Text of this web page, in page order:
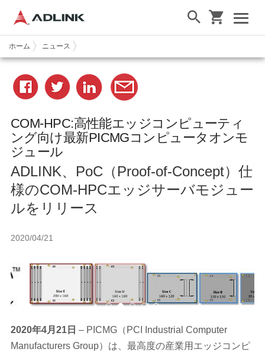
ホーム ニュース
COM-HPC:高性能エッジコンピューティ
ング向け最新PICMGコンピュータオンモ
ジュール
ADLINK、PoC（Proof-of-Concept）仕
様のCOM-HPCエッジサーバモジュー
ルをリリース
2020/04/21
2020年4月21日 – PICMG（PCI Industrial Computer
Manufacturers Group）は、最高度の産業用エッジコンピ